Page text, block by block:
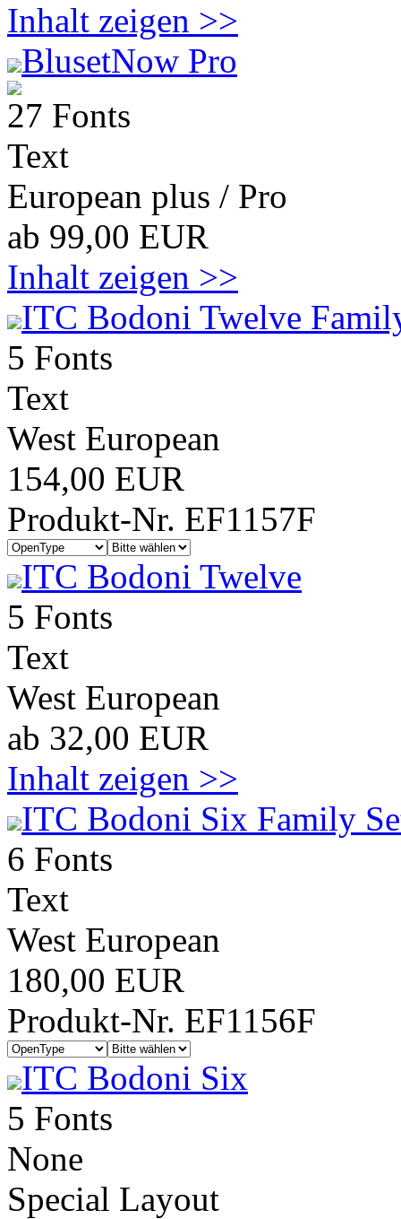
Inhalt zeigen >>
BlusetNow Pro
27 Fonts
Text
European plus / Pro
ab 99,00 EUR
Inhalt zeigen >>
ITC Bodoni Twelve
5 Fonts
Text
West European
154,00 EUR
Produkt-Nr. EF1157F
ITC Bodoni Twelve
5 Fonts
Text
West European
ab 32,00 EUR
Inhalt zeigen >>
ITC Bodoni Six Family
6 Fonts
Text
West European
180,00 EUR
Produkt-Nr. EF1156F
ITC Bodoni Six
5 Fonts
None
Special Layout